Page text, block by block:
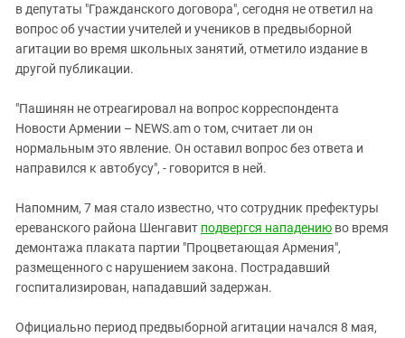
в депутаты "Гражданского договора", сегодня не ответил на
вопрос об участии учителей и учеников в предвыборной
агитации во время школьных занятий, отметило издание в
другой публикации.
"Пашинян не отреагировал на вопрос корреспондента
Новости Армении – NEWS.am о том, считает ли он
нормальным это явление. Он оставил вопрос без ответа и
направился к автобусу", - говорится в ней.
Напомним, 7 мая стало известно, что сотрудник префектуры
ереванского района Шенгавит подвергся нападению во время
демонтажа плаката партии "Процветающая Армения",
размещенного с нарушением закона. Пострадавший
госпитализирован, нападавший задержан.
Официально период предвыборной агитации начался 8 мая,